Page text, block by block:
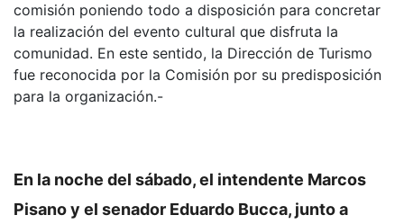
comisión poniendo todo a disposición para concretar
la realización del evento cultural que disfruta la
comunidad. En este sentido, la Dirección de Turismo
fue reconocida por la Comisión por su predisposición
para la organización.-
En la noche del sábado, el intendente Marcos
Pisano y el senador Eduardo Bucca, junto a